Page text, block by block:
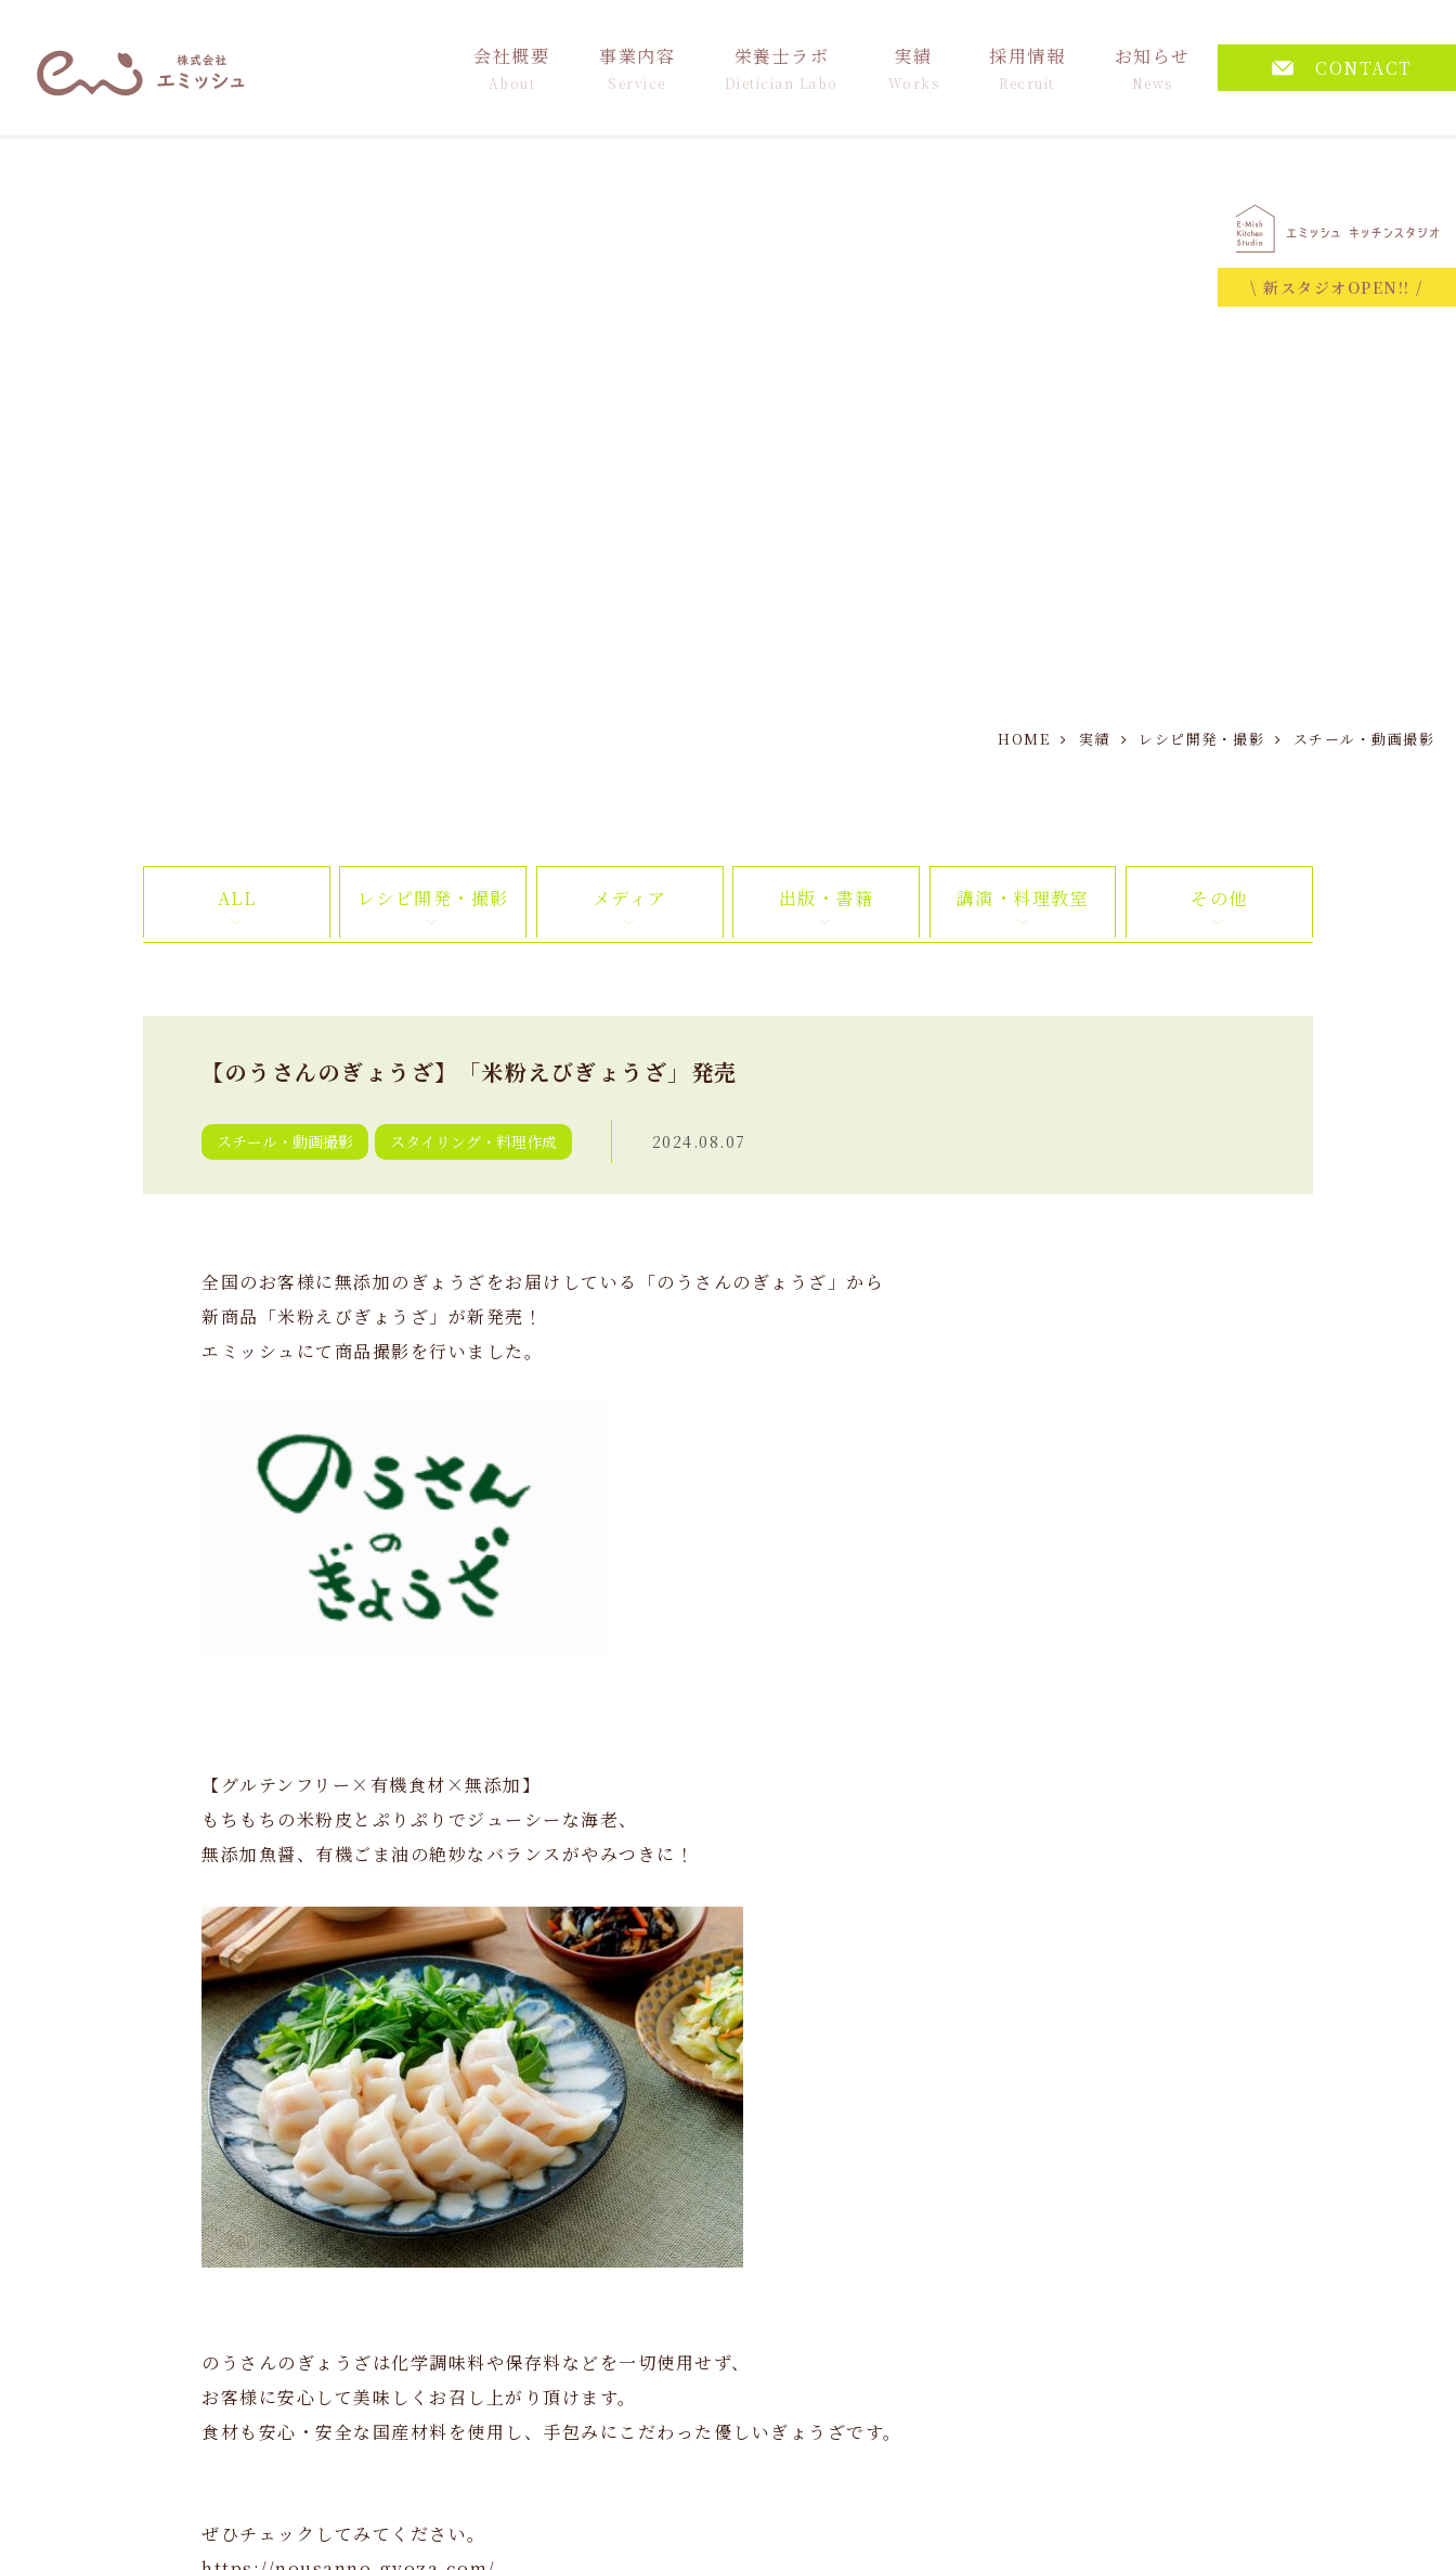
会社概要
About
事業内容
Service
栄養士ラボ
Dietician Labo
実績
Works
採用情報
Recruit
お知らせ
News
CONTACT
\ 新スタジオOPEN!! /
HOME 実績 レシピ開発・撮影 スチール・動画撮影
ALL レシピ開発・撮影 メディア 出版・書籍 講演・料理教室 その他
【のうさんのぎょうざ】「米粉えびぎょうざ」発売
スチール・動画撮影 スタイリング・料理作成 2024.08.07
全国のお客様に無添加のぎょうざをお届けしている「のうさんのぎょうざ」から
新商品「米粉えびぎょうざ」が新発売！
エミッシュにて商品撮影を行いました。
【グルテンフリー×有機食材×無添加】
もちもちの米粉皮とぷりぷりでジューシーな海老、
無添加魚醤、有機ごま油の絶妙なバランスがやみつきに！
のうさんのぎょうざは化学調味料や保存料などを一切使用せず、
お客様に安心して美味しくお召し上がり頂けます。
食材も安心・安全な国産材料を使用し、手包みにこだわった優しいぎょうざです。
ぜひチェックしてみてください。